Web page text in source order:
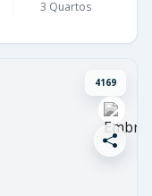
3 Quartos
4169